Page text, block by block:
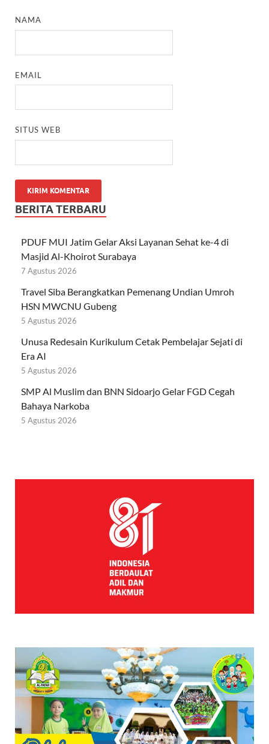
NAMA
EMAIL
SITUS WEB
BERITA TERBARU
PDUF MUI Jatim Gelar Aksi Layanan Sehat ke-4 di
Masjid Al-Khoirot Surabaya
7 Agustus 2026
Travel Siba Berangkatkan Pemenang Undian Umroh
HSN MWCNU Gubeng
5 Agustus 2026
Unusa Redesain Kurikulum Cetak Pembelajar Sejati di
Era AI
5 Agustus 2026
SMP Al Muslim dan BNN Sidoarjo Gelar FGD Cegah
Bahaya Narkoba
5 Agustus 2026